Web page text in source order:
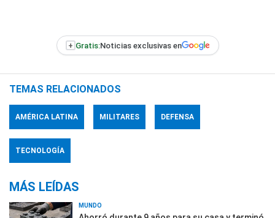
+ Gratis:Noticias exclusivas en
TEMAS RELACIONADOS
AMÉRICA LATINA MILITARES DEFENSA
TECNOLOGÍA
MÁS LEÍDAS
MUNDO